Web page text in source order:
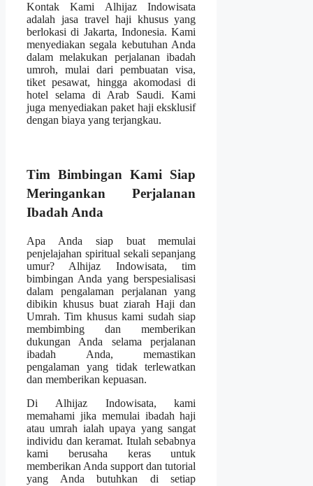
Kontak Kami Alhijaz Indowisata
adalah jasa travel haji khusus yang
berlokasi di Jakarta, Indonesia. Kami
menyediakan segala kebutuhan Anda
dalam melakukan perjalanan ibadah
umroh, mulai dari pembuatan visa,
tiket pesawat, hingga akomodasi di
hotel selama di Arab Saudi. Kami
juga menyediakan paket haji eksklusif
dengan biaya yang terjangkau.
Tim Bimbingan Kami Siap
Meringankan Perjalanan
Ibadah Anda
Apa Anda siap buat memulai
penjelajahan spiritual sekali sepanjang
umur? Alhijaz Indowisata, tim
bimbingan Anda yang berspesialisasi
dalam pengalaman perjalanan yang
dibikin khusus buat ziarah Haji dan
Umrah. Tim khusus kami sudah siap
membimbing dan memberikan
dukungan Anda selama perjalanan
ibadah Anda, memastikan
pengalaman yang tidak terlewatkan
dan memberikan kepuasan.
Di Alhijaz Indowisata, kami
memahami jika memulai ibadah haji
atau umrah ialah upaya yang sangat
individu dan keramat. Itulah sebabnya
kami berusaha keras untuk
memberikan Anda support dan tutorial
yang Anda butuhkan di setiap